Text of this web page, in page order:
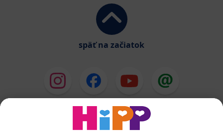
späť na začiatok
HiPP Mlieka
HiPP Príkrmy